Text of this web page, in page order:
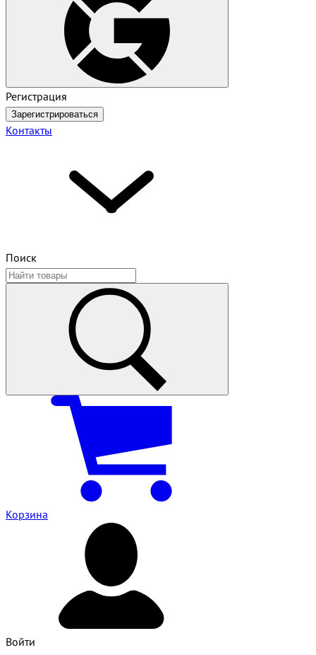
Регистрация
Зарегистрироваться
Контакты
Поиск
Корзина
Войти